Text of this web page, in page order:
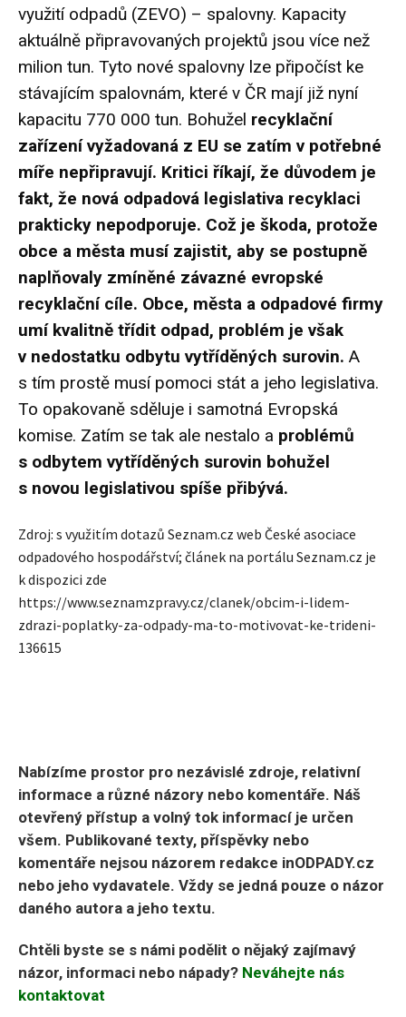
využití odpadů (ZEVO) – spalovny. Kapacity
aktuálně připravovaných projektů jsou více než
milion tun. Tyto nové spalovny lze připočíst ke
stávajícím spalovnám, které v ČR mají již nyní
kapacitu 770 000 tun. Bohužel recyklační
zařízení vyžadovaná z EU se zatím v potřebné
míře nepřipravují. Kritici říkají, že důvodem je
fakt, že nová odpadová legislativa recyklaci
prakticky nepodporuje. Což je škoda, protože
obce a města musí zajistit, aby se postupně
naplňovaly zmíněné závazné evropské
recyklační cíle. Obce, města a odpadové firmy
umí kvalitně třídit odpad, problém je však
v nedostatku odbytu vytříděných surovin. A
s tím prostě musí pomoci stát a jeho legislativa.
To opakovaně sděluje i samotná Evropská
komise. Zatím se tak ale nestalo a problémů
s odbytem vytříděných surovin bohužel
s novou legislativou spíše přibývá.
Zdroj: s využitím dotazů Seznam.cz web České asociace
odpadového hospodářství; článek na portálu Seznam.cz je
k dispozici zde
https://www.seznamzpravy.cz/clanek/obcim-i-lidem-
zdrazi-poplatky-za-odpady-ma-to-motivovat-ke-trideni-
136615
Nabízíme prostor pro nezávislé zdroje, relativní
informace a různé názory nebo komentáře. Náš
otevřený přístup a volný tok informací je určen
všem. Publikované texty, příspěvky nebo
komentáře nejsou názorem redakce inODPADY.cz
nebo jeho vydavatele. Vždy se jedná pouze o názor
daného autora a jeho textu.
Chtěli byste se s námi podělit o nějaký zajímavý
názor, informaci nebo nápady? Neváhejte nás
kontaktovat